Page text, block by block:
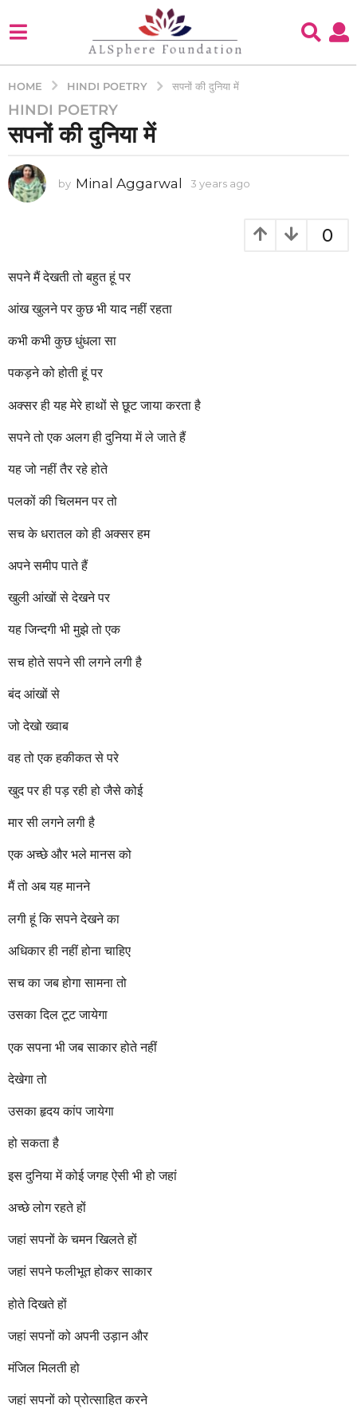
HOME HINDI POETRY सपनों की दुनिया में
3
y
a
r
3
a
s
o
HINDI POETRY
सपनों की दुनिया में
by Minal Aggarwal 3 years ago
a
0
सपने मैं देखती तो बहुत हूं पर
आंख खुलने पर कुछ भी याद नहीं रहता
कभी कभी कुछ धुंधला सा
पकड़ने को होती हूं पर
अक्सर ही यह मेरे हाथों से छूट जाया करता है
सपने तो एक अलग ही दुनिया में ले जाते हैं
यह जो नहीं तैर रहे होते
पलकों की चिलमन पर तो
सच के धरातल को ही अक्सर हम
अपने समीप पाते हैं
खुली आंखों से देखने पर
यह जिन्दगी भी मुझे तो एक
सच होते सपने सी लगने लगी है
बंद आंखों से
जो देखो ख्वाब
वह तो एक हकीकत से परे
खुद पर ही पड़ रही हो जैसे कोई
मार सी लगने लगी है
एक अच्छे और भले मानस को
मैं तो अब यह मानने
लगी हूं कि सपने देखने का
अधिकार ही नहीं होना चाहिए
सच का जब होगा सामना तो
उसका दिल टूट जायेगा
एक सपना भी जब साकार होते नहीं
देखेगा तो
उसका हृदय कांप जायेगा
हो सकता है
इस दुनिया में कोई जगह ऐसी भी हो जहां
अच्छे लोग रहते हों
जहां सपनों के चमन खिलते हों
जहां सपने फलीभूत होकर साकार
होते दिखते हों
जहां सपनों को अपनी उड़ान और
मंजिल मिलती हो
जहां सपनों को प्रोत्साहित करने